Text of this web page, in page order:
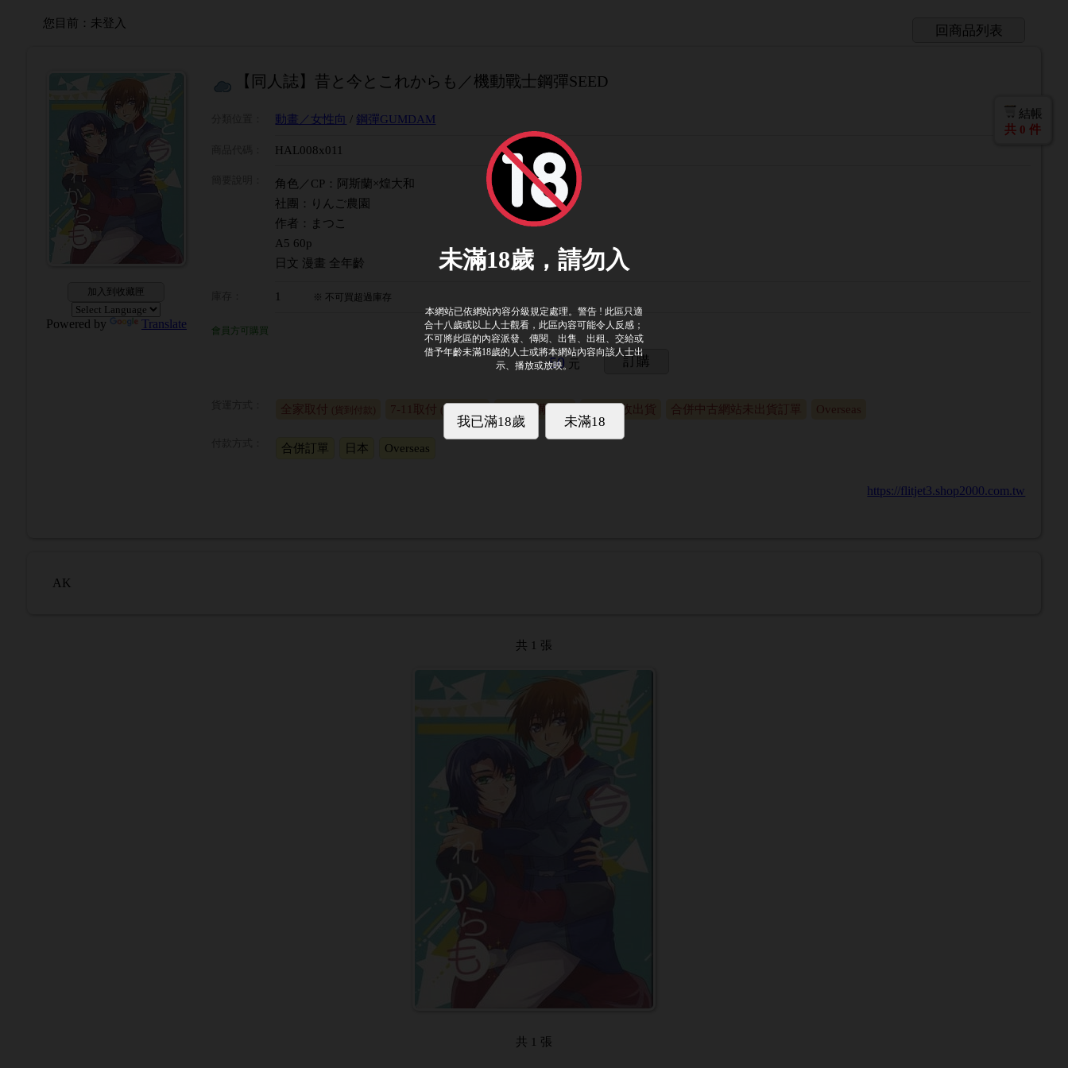
您目前： 未登入 回商品列表
加入到收藏匣
Powered by Translate
【同人誌】昔と今とこれからも／機動戰士鋼彈SEED
動畫／女性向 /鋼彈GUMDAM
HAL008x011
角色／CP：阿斯蘭×煌大和
社團：りんご農園
作者：まつこ
A5 60p
日文 漫畫 全年齡
1 ※ 不可買超過庫存
會員方可購買
50 元 訂購
全家取付 (貨到付款) 7-11取付 合併代購出貨 合併代收出貨 合併中古網站未出貨訂單 Overseas
合併訂單 日本 Overseas
https://flitjet3.shop2000.com.tw
結帳
共 0 件
AK
共 1 張
共 1 張